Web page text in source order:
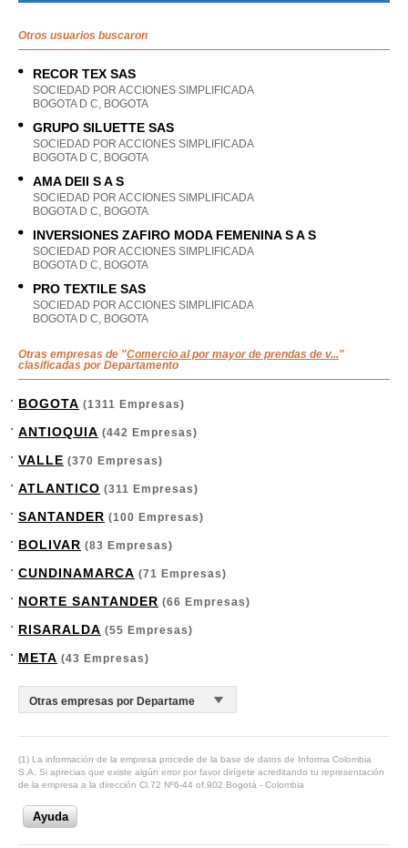
Otros usuarios buscaron
RECOR TEX SAS
SOCIEDAD POR ACCIONES SIMPLIFICADA
BOGOTA D C, BOGOTA
GRUPO SILUETTE SAS
SOCIEDAD POR ACCIONES SIMPLIFICADA
BOGOTA D C, BOGOTA
AMA DEII S A S
SOCIEDAD POR ACCIONES SIMPLIFICADA
BOGOTA D C, BOGOTA
INVERSIONES ZAFIRO MODA FEMENINA S A S
SOCIEDAD POR ACCIONES SIMPLIFICADA
BOGOTA D C, BOGOTA
PRO TEXTILE SAS
SOCIEDAD POR ACCIONES SIMPLIFICADA
BOGOTA D C, BOGOTA
Otras empresas de "Comercio al por mayor de prendas de v..."
clasificadas por Departamento
BOGOTA (1311 Empresas)
ANTIOQUIA (442 Empresas)
VALLE (370 Empresas)
ATLANTICO (311 Empresas)
SANTANDER (100 Empresas)
BOLIVAR (83 Empresas)
CUNDINAMARCA (71 Empresas)
NORTE SANTANDER (66 Empresas)
RISARALDA (55 Empresas)
META (43 Empresas)
(1) La información de la empresa procede de la base de datos de Informa Colombia
S.A. Si aprecias que existe algún error por favor dirígete acreditando tu representación
de la empresa a la dirección Cl.72 Nº6-44 of.902 Bogotá - Colombia
Ayuda